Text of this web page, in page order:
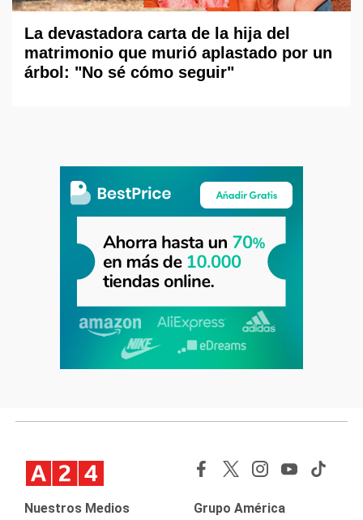
La devastadora carta de la hija del
matrimonio que murió aplastado por un
árbol: "No sé cómo seguir"
Nuestros Medios Grupo América